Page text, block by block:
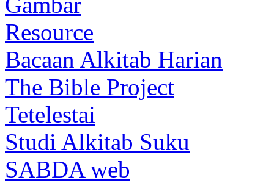
Resource
Bacaan Alkitab Harian
The Bible Project
Tetelestai
Studi Alkitab Suku
SABDA web